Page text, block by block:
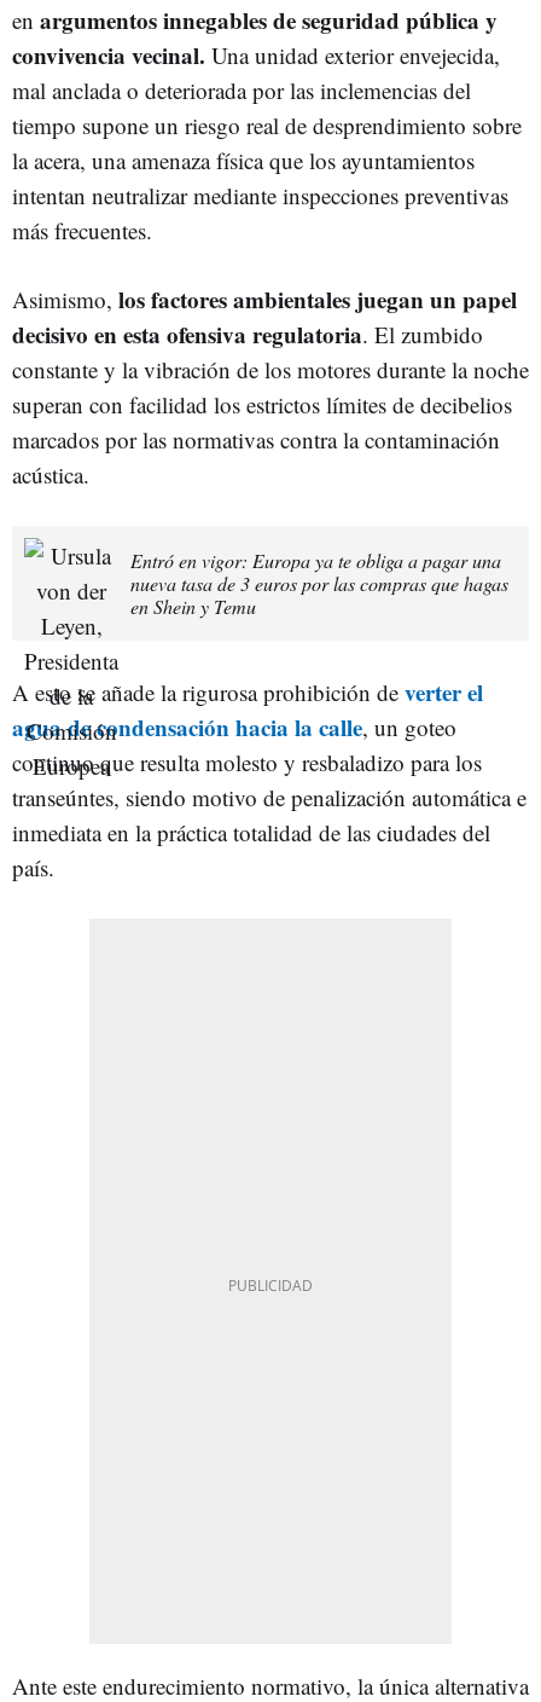
en argumentos innegables de seguridad pública y
convivencia vecinal. Una unidad exterior envejecida,
mal anclada o deteriorada por las inclemencias del
tiempo supone un riesgo real de desprendimiento sobre
la acera, una amenaza física que los ayuntamientos
intentan neutralizar mediante inspecciones preventivas
más frecuentes.
Asimismo, los factores ambientales juegan un papel
decisivo en esta ofensiva regulatoria. El zumbido
constante y la vibración de los motores durante la noche
superan con facilidad los estrictos límites de decibelios
marcados por las normativas contra la contaminación
acústica.
Entró en vigor: Europa ya te obliga a pagar una
nueva tasa de 3 euros por las compras que hagas
en Shein y Temu
A esto se añade la rigurosa prohibición de verter el
agua de condensación hacia la calle, un goteo
continuo que resulta molesto y resbaladizo para los
transeúntes, siendo motivo de penalización automática e
inmediata en la práctica totalidad de las ciudades del
país.
Ante este endurecimiento normativo, la única alternativa